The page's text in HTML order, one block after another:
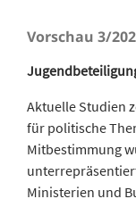
Vorschau 3/
Aktuelle Studien
für politische
Mitbestimmung
Ministerien und